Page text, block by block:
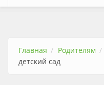
Главная Родителям
детский сад